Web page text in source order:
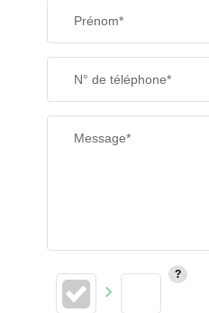
Prénom*
N° de téléphone*
Message*